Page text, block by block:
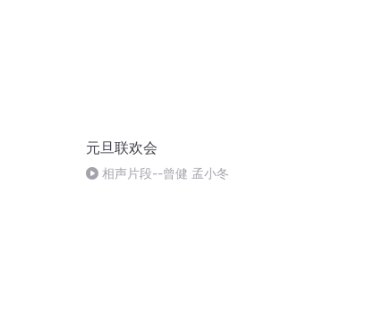
元旦联欢会
相声片段--曾健 孟小冬